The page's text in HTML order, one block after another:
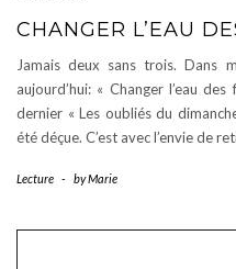
CHANGER L’EAU
Jamais deux sans trois. Dans
aujourd’hui: « Changer l’eau
dernier « Les oubliés du
été déçue. C’est avec l’envie de
Lecture - byMarie